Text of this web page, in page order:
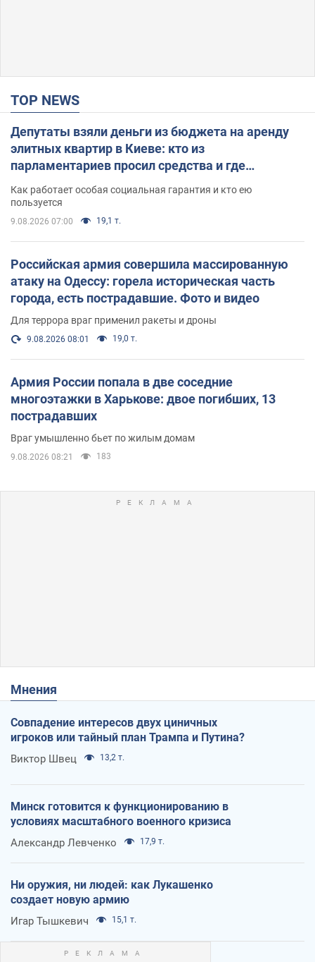
TOP NEWS
Депутаты взяли деньги из бюджета на аренду
элитных квартир в Киеве: кто из
парламентариев просил средства и где
поселился
Как работает особая социальная гарантия и кто ею
пользуется
9.08.2026 07:00 19,1 т.
Российская армия совершила массированную
атаку на Одессу: горела историческая часть
города, есть пострадавшие. Фото и видео
Для террора враг применил ракеты и дроны
9.08.2026 08:01 19,0 т.
Армия России попала в две соседние
многоэтажки в Харькове: двое погибших, 13
пострадавших
Враг умышленно бьет по жилым домам
9.08.2026 08:21 183
Мнения
Совпадение интересов двух циничных
игроков или тайный план Трампа и Путина?
Виктор Швец 13,2 т.
Минск готовится к функционированию в
условиях масштабного военного кризиса
Александр Левченко 17,9 т.
Ни оружия, ни людей: как Лукашенко
создает новую армию
Игар Тышкевич 15,1 т.